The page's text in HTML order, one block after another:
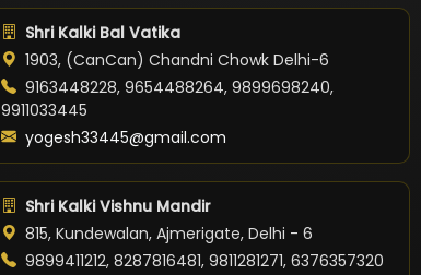
Shri Kalki Bal Vatika
1903, (CanCan) Chandni Chowk Delhi-6
9163448228, 9654488264, 9899698240,
9911033445
yogesh33445@gmail.com
Shri Kalki Vishnu Mandir
815, Kundewalan, Ajmerigate, Delhi - 6
9899411212, 8287816481, 9811281271, 6376357320